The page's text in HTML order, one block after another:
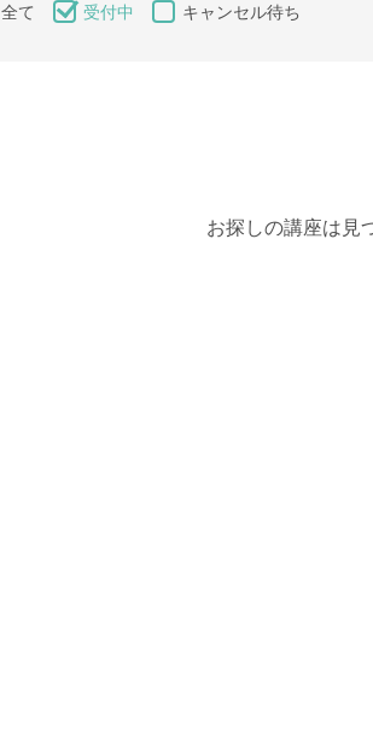
全て 受付中 キャンセル待ち
お探しの講座は見